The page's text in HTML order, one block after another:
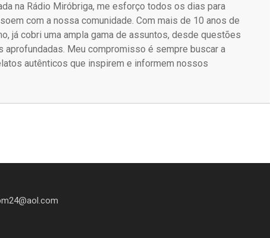
na Rádio Miróbriga, me esforço todos os dias para
com a nossa comunidade. Com mais de 10 anos de
já cobri uma ampla gama de assuntos, desde questões
aprofundadas. Meu compromisso é sempre buscar a
autênticos que inspirem e informem nossos